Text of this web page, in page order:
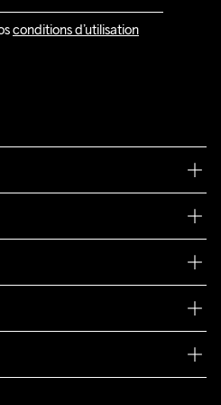
conditions d’utilisation